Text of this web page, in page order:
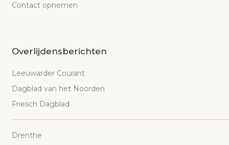
Contact opnemen
Overlijdensberichten
Leeuwarder Courant
Dagblad van het Noorden
Friesch Dagblad
Drenthe